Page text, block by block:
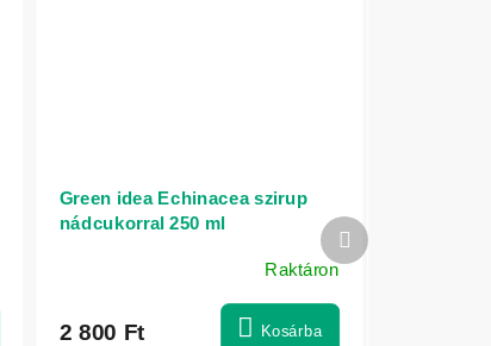
Green idea Echinacea szirup
nádcukorral 250 ml
Raktáron
2 800 Ft Kosárba
Következő
termék